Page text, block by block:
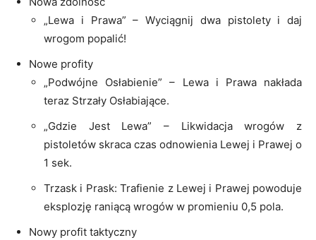
„Lewa i Prawa” – Wyciągnij dwa pistolety i daj
wrogom popalić!
Nowe profity
„Podwójne Osłabienie” – Lewa i Prawa nakłada
teraz Strzały Osłabiające.
„Gdzie Jest Lewa” – Likwidacja wrogów z
pistoletów skraca czas odnowienia Lewej i Prawej o
1 sek.
Trzask i Prask: Trafienie z Lewej i Prawej powoduje
eksplozję raniącą wrogów w promieniu 0,5 pola.
Nowy profit taktyczny